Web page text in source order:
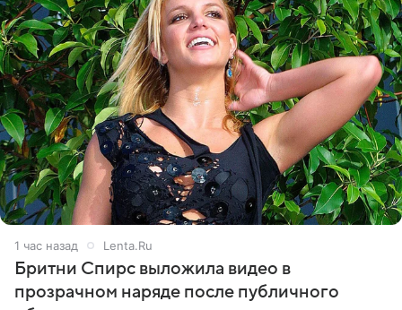
1 час назад Lenta.Ru
Бритни Спирс выложила видео в
прозрачном наряде после публичного